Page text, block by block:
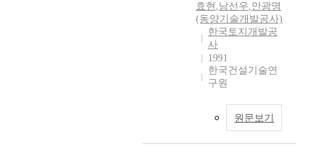
효현 ,남선우,안광명
(동양기술개발공사)
한국토지개발공
사
1991
한국건설기술연
구원
원문보기